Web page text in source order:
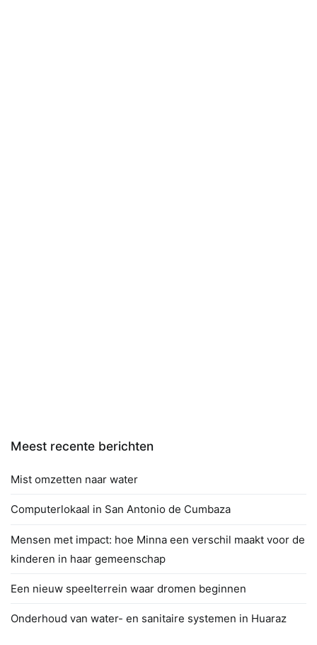
Meest recente berichten
Mist omzetten naar water
Computerlokaal in San Antonio de Cumbaza
Mensen met impact: hoe Minna een verschil maakt voor de
kinderen in haar gemeenschap
Een nieuw speelterrein waar dromen beginnen
Onderhoud van water- en sanitaire systemen in Huaraz